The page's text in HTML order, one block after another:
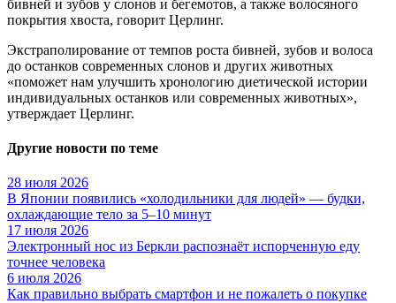
бивней и зубов у слонов и бегемотов, а также волосяного
покрытия хвоста, говорит Церлинг.
Экстраполирование от темпов роста бивней, зубов и волоса
до останков современных слонов и других животных
«поможет нам улучшить хронологию диетической истории
индивидуальных останков или современных животных»,
утверждает Церлинг.
Другие новости по теме
28 июля 2026
В Японии появились «холодильники для людей» — будки,
охлаждающие тело за 5–10 минут
17 июля 2026
Электронный нос из Беркли распознаёт испорченную еду
точнее человека
6 июля 2026
Как правильно выбрать смартфон и не пожалеть о покупке